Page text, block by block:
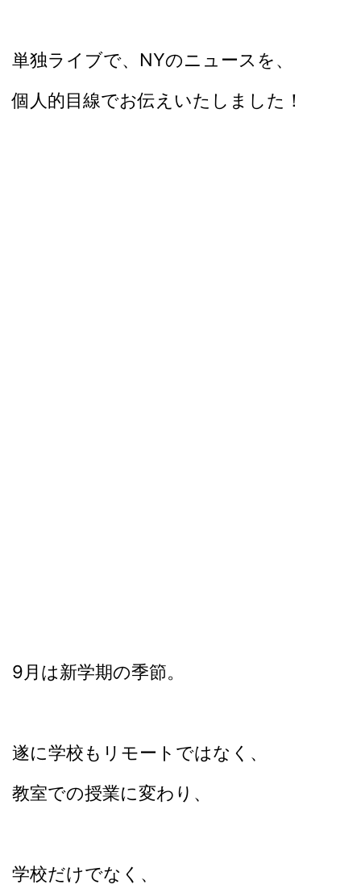
単独ライブで、NYのニュースを、
個人的目線でお伝えいたしました！
9月は新学期の季節。
遂に学校もリモートではなく、
教室での授業に変わり、
学校だけでなく、